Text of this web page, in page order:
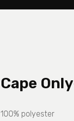
Cape
100% polyester